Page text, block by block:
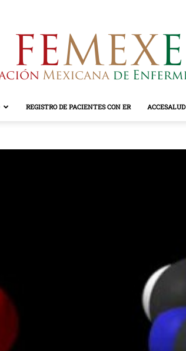
REGISTRO DE PACIENTES CON ER ACCESALUD